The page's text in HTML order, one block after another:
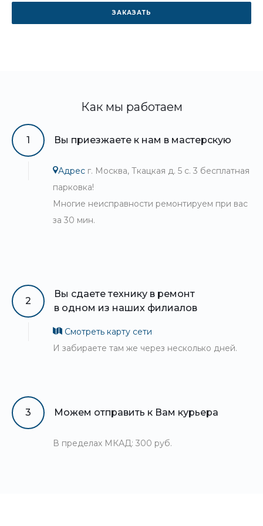
ЗАКАЗАТЬ
Как мы работаем
1 Вы приезжаете к нам в мастерскую
Адрес г. Москва, Ткацкая д. 5 с. 3 бесплатная
парковка!
Многие неисправности ремонтируем при вас
за 30 мин.
2
Вы сдаете технику в ремонт
в одном из наших филиалов
Смотреть карту сети
И забираете там же через несколько дней.
3 Можем отправить к Вам курьера
В пределах МКАД: 300 руб.